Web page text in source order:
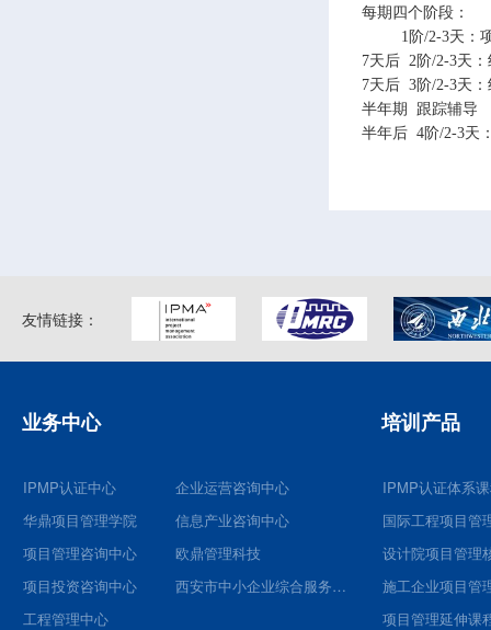
每期四个阶段：
1阶/2-3天：项
7天后 2阶/2-3天
7天后 3阶/2-3天
半年期 跟踪辅导
半年后 4阶/2-3天
友情链接：
业务中心
IPMP认证中心
华鼎项目管理学院
项目管理咨询中心
项目投资咨询中心
工程管理中心
企业运营咨询中心
信息产业咨询中心
欧鼎管理科技
西安市中小企业综合服务平台
培训产品
IPMP认证体系
国际工程项目管
施工企业项目管
项目管理延伸课